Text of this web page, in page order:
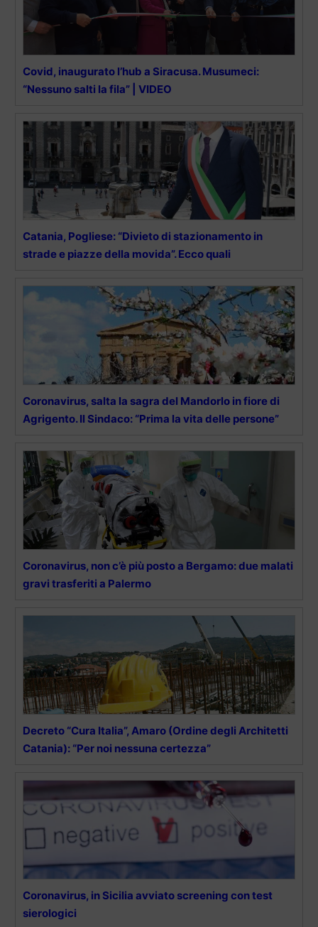
Covid, inaugurato l’hub a Siracusa. Musumeci:
“Nessuno salti la fila” | VIDEO
Catania, Pogliese: “Divieto di stazionamento in
strade e piazze della movida”. Ecco quali
Coronavirus, salta la sagra del Mandorlo in fiore di
Agrigento. Il Sindaco: “Prima la vita delle persone”
Coronavirus, non c’è più posto a Bergamo: due malati
gravi trasferiti a Palermo
Decreto “Cura Italia”, Amaro (Ordine degli Architetti
Catania): “Per noi nessuna certezza”
Coronavirus, in Sicilia avviato screening con test
sierologici